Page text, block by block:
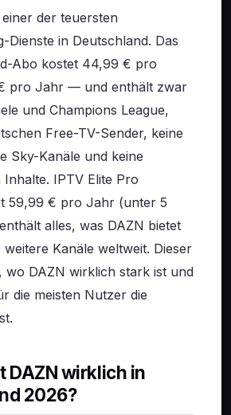
der teuersten
Dienste in Deutschland. Das
Abo kostet 44,99 € pro
pro Jahr — und enthält zwar
und Champions League,
Free-TV-Sender, keine
Sky-Kanäle und keine
IPTV Elite Pro
59,99 € pro Jahr (unter 5
alles, was DAZN bietet
Kanäle weltweit. Dieser
wo DAZN wirklich stark ist und
die meisten Nutzer die
DAZN wirklich in
2026?